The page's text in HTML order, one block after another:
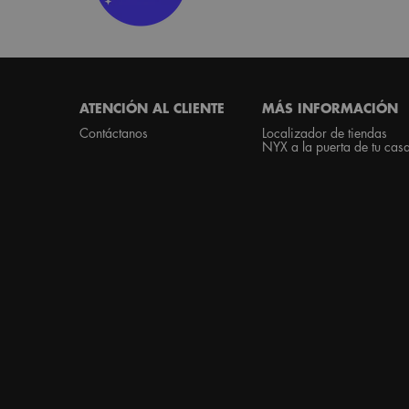
ATENCIÓN AL CLIENTE
Contáctanos
MÁS INFORMACIÓN
Localizador de tiendas
NYX a la puerta de tu casa